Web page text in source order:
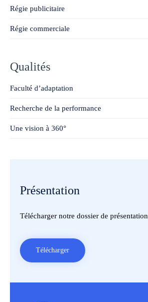
Régie publicitaire
Régie commerciale
Qualités
Faculté d’adaptation
Recherche de la performance
Une vision à 360°
Présentation
Télécharger notre dossier de présentation
Télécharger